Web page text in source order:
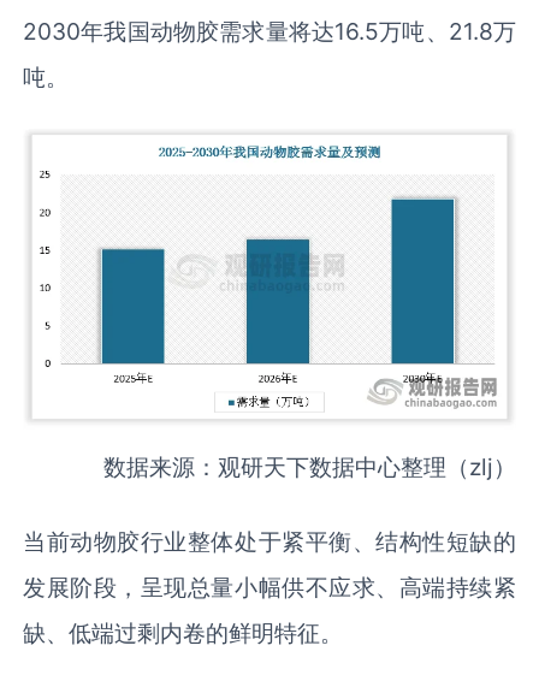
2030年我国动物胶需求量将达16.5万吨、21.8万
吨。
数据来源：观研天下数据中心整理（zlj）
当前动物胶行业整体处于紧平衡、结构性短缺的
发展阶段，呈现总量小幅供不应求、高端持续紧
缺、低端过剩内卷的鲜明特征。